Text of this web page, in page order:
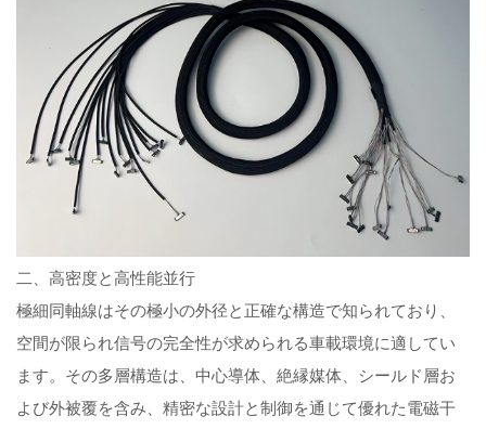
二、高密度と高性能並行
極細同軸線はその極小の外径と正確な構造で知られており、
空間が限られ信号の完全性が求められる車載環境に適してい
ます。その多層構造は、中心導体、絶縁媒体、シールド層お
よび外被覆を含み、精密な設計と制御を通じて優れた電磁干